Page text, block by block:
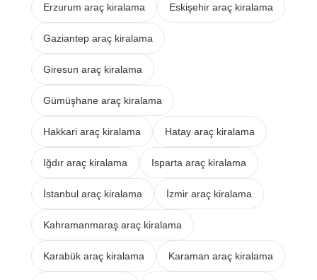
Erzurum araç kiralama Eskişehir araç kiralama
Gaziantep araç kiralama
Giresun araç kiralama
Gümüşhane araç kiralama
Hakkari araç kiralama Hatay araç kiralama
Iğdır araç kiralama Isparta araç kiralama
İstanbul araç kiralama İzmir araç kiralama
Kahramanmaraş araç kiralama
Karabük araç kiralama Karaman araç kiralama